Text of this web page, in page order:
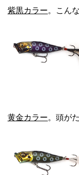
紫黒カラー。こん
黄金カラー。頭が